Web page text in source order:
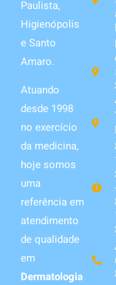
Paulista,
Higienópolis
e Santo
Amaro.
Atuando
desde 1998
no exercício
da medicina,
hoje somos
uma
referência em
atendimento
de qualidade
em
Dermatologia